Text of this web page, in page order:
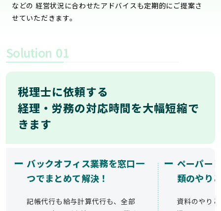
などの 経営状況に合わせたアドバイスも定期的にご提案さ
せていただきます。
Solution 01
税理士に依頼する
経理・労務の対応時間を大幅短縮で
きます
ー バックオフィス業務を窓口一
つでまとめて解決！
記帳代行も給与計算代行も、全部
ー ペーパー
類のやり
資料のやり